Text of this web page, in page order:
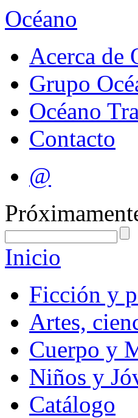
Océano
Acerca de
Grupo
Océano
Contacto
@
Inicio
Ficción y
Artes,
Cuerpo y
Niños y
Catálogo